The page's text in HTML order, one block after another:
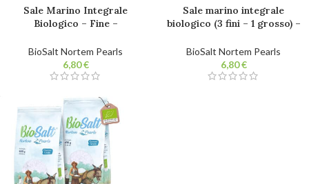
Sale Marino Integrale
Biologico – Fine –
vaschette Sale gourmet
100% naturale. Non
raffinato. Senza additivi.
BioSalt Nortem Pearls
€
Sale marino integrale
biologico (3 fini – 1 grosso) –
vaschette. Sale gourmet
100% naturale. Non
raffinato. Senza additivi.
BioSalt Nortem Pearls
€